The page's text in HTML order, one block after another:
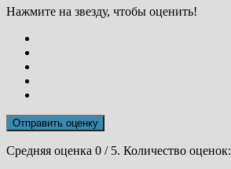
Нажмите на звезду, чтобы оценить!
Отправить оценку
Средняя оценка 0 / 5. Количество оценок: